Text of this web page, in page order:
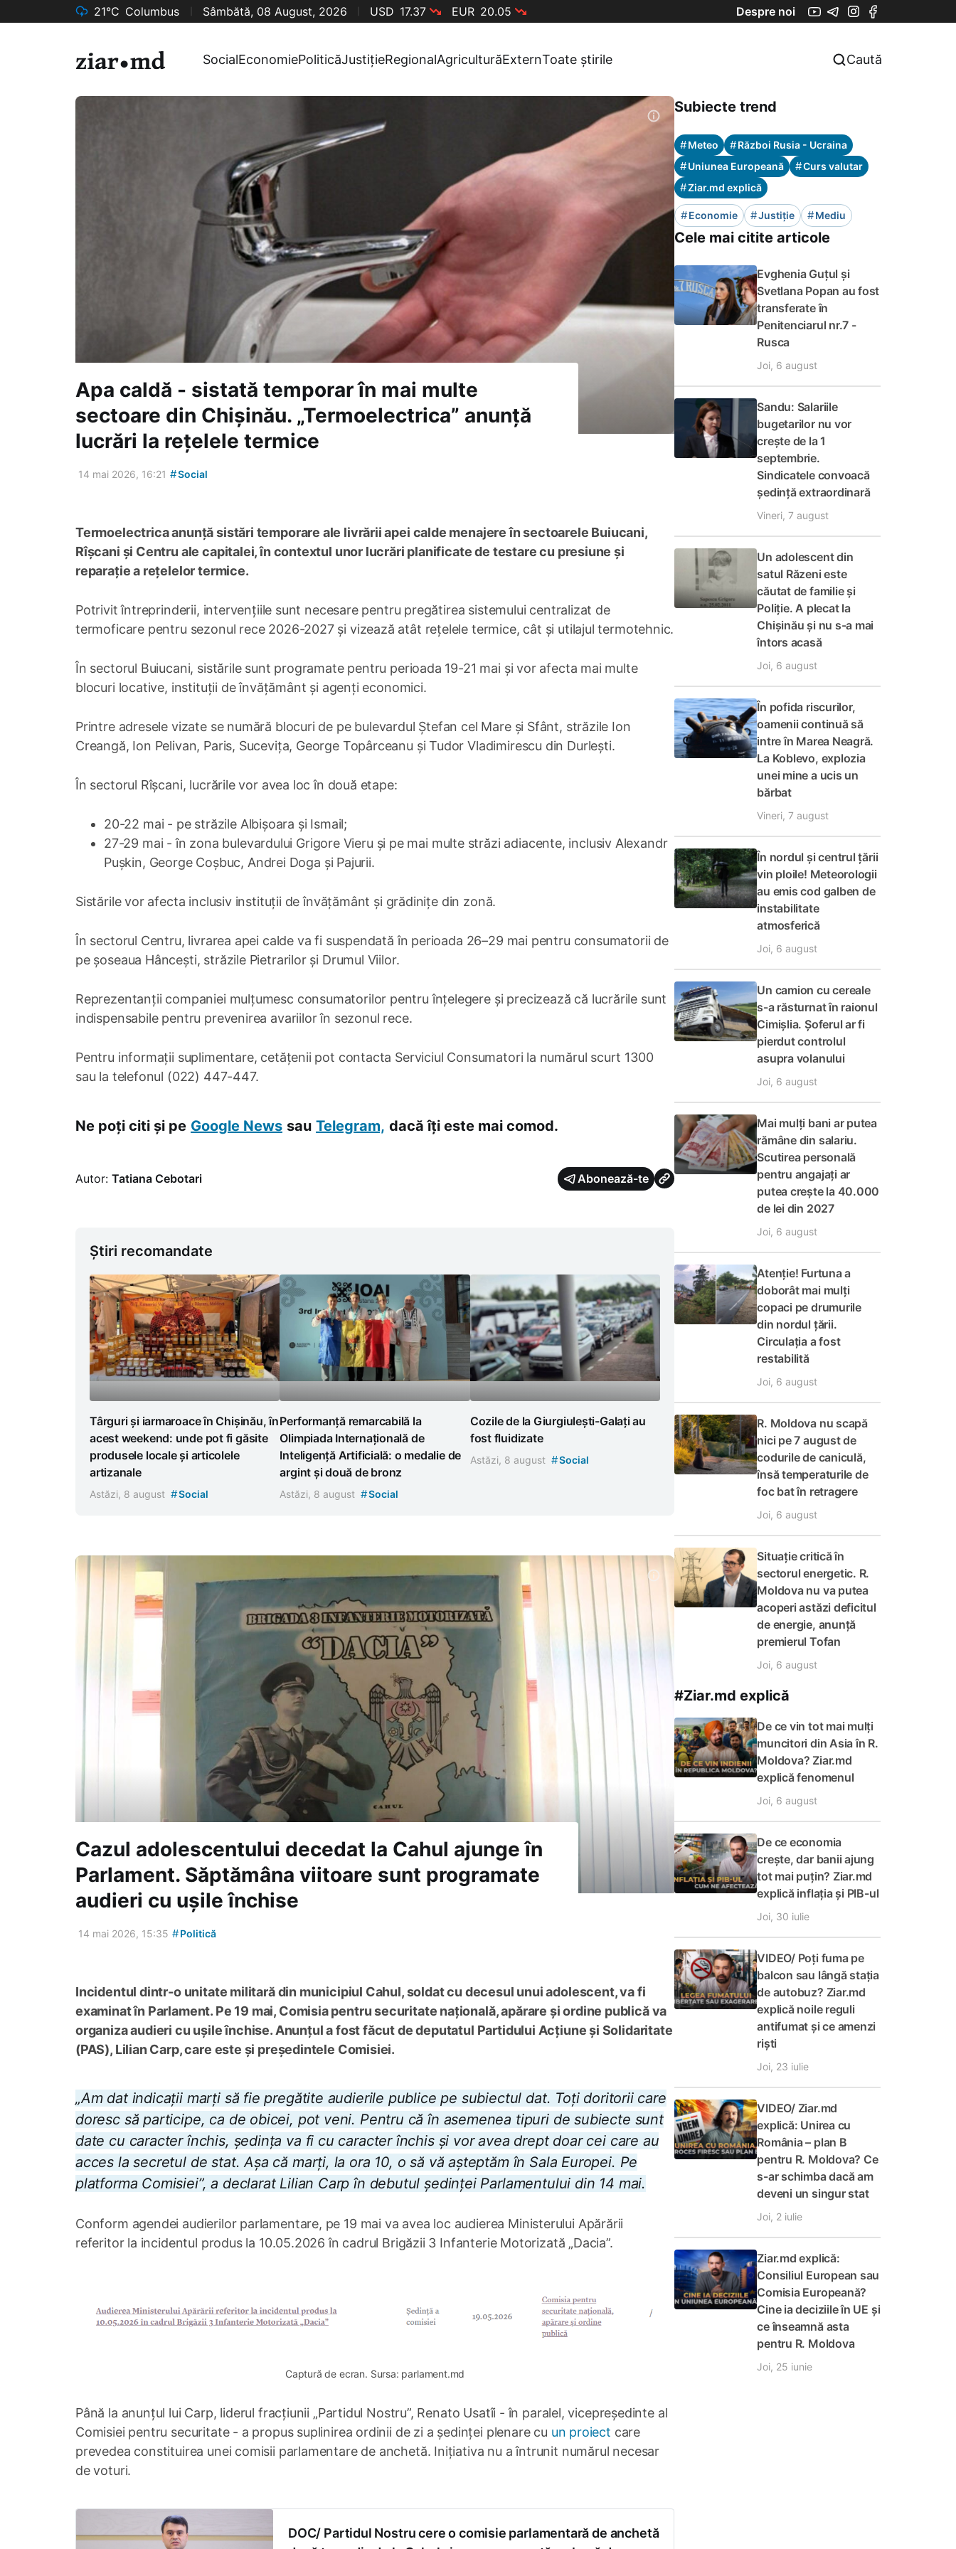
21°C Columbus Sâmbătă, 08 August, 2026 USD 17.37 EUR 20.05 Despre noi
SocialEconomiePoliticăJustițieRegionalAgriculturăExternToate știrile Caută
Apa caldă - sistată temporar în mai multe
sectoare din Chișinău. „Termoelectrica” anunță
lucrări la rețelele termice
14 mai 2026, 16:21 #Social
Termoelectrica anunță sistări temporare ale livrării apei calde menajere în sectoarele Buiucani,
Rîșcani și Centru ale capitalei, în contextul unor lucrări planificate de testare cu presiune și
reparație a rețelelor termice.
Potrivit întreprinderii, intervențiile sunt necesare pentru pregătirea sistemului centralizat de
termoficare pentru sezonul rece 2026-2027 și vizează atât rețelele termice, cât și utilajul termotehnic.
În sectorul Buiucani, sistările sunt programate pentru perioada 19-21 mai și vor afecta mai multe
blocuri locative, instituții de învățământ și agenți economici.
Printre adresele vizate se numără blocuri de pe bulevardul Ștefan cel Mare și Sfânt, străzile Ion
Creangă, Ion Pelivan, Paris, Sucevița, George Topârceanu și Tudor Vladimirescu din Durlești.
În sectorul Rîșcani, lucrările vor avea loc în două etape:
20-22 mai - pe străzile Albișoara și Ismail;
27-29 mai - în zona bulevardului Grigore Vieru și pe mai multe străzi adiacente, inclusiv Alexandr
Pușkin, George Coșbuc, Andrei Doga și Pajurii.
Sistările vor afecta inclusiv instituții de învățământ și grădinițe din zonă.
În sectorul Centru, livrarea apei calde va fi suspendată în perioada 26–29 mai pentru consumatorii de
pe șoseaua Hâncești, străzile Pietrarilor și Drumul Viilor.
Reprezentanții companiei mulțumesc consumatorilor pentru înțelegere și precizează că lucrările sunt
indispensabile pentru prevenirea avariilor în sezonul rece.
Pentru informații suplimentare, cetățenii pot contacta Serviciul Consumatori la numărul scurt 1300
sau la telefonul (022) 447-447.
Ne poți citi și pe Google News sau Telegram, dacă îți este mai comod.
Autor: Tatiana Cebotari Abonează-te
Știri recomandate
Târguri și iarmaroace în Chișinău, în
acest weekend: unde pot fi găsite
produsele locale și articolele
artizanale
Astăzi, 8 august #Social
Performanță remarcabilă la
Olimpiada Internațională de
Inteligență Artificială: o medalie de
argint și două de bronz
Astăzi, 8 august #Social
Cozile de la Giurgiulești-Galați au
fost fluidizate
Astăzi, 8 august #Social
Cazul adolescentului decedat la Cahul ajunge în
Parlament. Săptămâna viitoare sunt programate
audieri cu ușile închise
14 mai 2026, 15:35 #Politică
Incidentul dintr-o unitate militară din municipiul Cahul, soldat cu decesul unui adolescent, va fi
examinat în Parlament. Pe 19 mai, Comisia pentru securitate națională, apărare și ordine publică va
organiza audieri cu ușile închise. Anunțul a fost făcut de deputatul Partidului Acțiune și Solidaritate
(PAS), Lilian Carp, care este și președintele Comisiei.
„Am dat indicații marți să fie pregătite audierile publice pe subiectul dat. Toți doritorii care
doresc să participe, ca de obicei, pot veni. Pentru că în asemenea tipuri de subiecte sunt
date cu caracter închis, ședința va fi cu caracter închis și vor avea drept doar cei care au
acces la secretul de stat. Așa că marți, la ora 10, o să vă așteptăm în Sala Europei. Pe
platforma Comisiei”, a declarat Lilian Carp în debutul ședinței Parlamentului din 14 mai.
Conform agendei audierilor parlamentare, pe 19 mai va avea loc audierea Ministerului Apărării
referitor la incidentul produs la 10.05.2026 în cadrul Brigăzii 3 Infanterie Motorizată „Dacia”.
Captură de ecran. Sursa: parlament.md
Până la anunțul lui Carp, liderul fracțiunii „Partidul Nostru”, Renato Usatîi - în paralel, vicepreședinte al
Comisiei pentru securitate - a propus suplinirea ordinii de zi a ședinței plenare cu un proiect care
prevedea constituirea unei comisii parlamentare de anchetă. Inițiativa nu a întrunit numărul necesar
de voturi.
DOC/ Partidul Nostru cere o comisie parlamentară de anchetă
Subiecte trend
#Meteo #Război Rusia - Ucraina
#Uniunea Europeană #Curs valutar
#Ziar.md explică
#Economie #Justiție #Mediu
Cele mai citite articole
Evghenia Guțul și
Svetlana Popan au fost
transferate în
Penitenciarul nr.7 -
Rusca
Joi, 6 august
Sandu: Salariile
bugetarilor nu vor
crește de la 1
septembrie.
Sindicatele convoacă
ședință extraordinară
Vineri, 7 august
Un adolescent din
satul Răzeni este
căutat de familie și
Poliție. A plecat la
Chișinău și nu s-a mai
întors acasă
Joi, 6 august
În pofida riscurilor,
oamenii continuă să
intre în Marea Neagră.
La Koblevo, explozia
unei mine a ucis un
bărbat
Vineri, 7 august
În nordul și centrul țării
vin ploile! Meteorologii
au emis cod galben de
instabilitate
atmosferică
Joi, 6 august
Un camion cu cereale
s-a răsturnat în raionul
Cimișlia. Șoferul ar fi
pierdut controlul
asupra volanului
Joi, 6 august
Mai mulți bani ar putea
rămâne din salariu.
Scutirea personală
pentru angajați ar
putea crește la 40.000
de lei din 2027
Joi, 6 august
Atenție! Furtuna a
doborât mai mulți
copaci pe drumurile
din nordul țării.
Circulația a fost
restabilită
Joi, 6 august
R. Moldova nu scapă
nici pe 7 august de
codurile de caniculă,
însă temperaturile de
foc bat în retragere
Joi, 6 august
Situație critică în
sectorul energetic. R.
Moldova nu va putea
acoperi astăzi deficitul
de energie, anunță
premierul Tofan
Joi, 6 august
#Ziar.md explică
De ce vin tot mai mulți
muncitori din Asia în R.
Moldova? Ziar.md
explică fenomenul
Joi, 6 august
De ce economia
crește, dar banii ajung
tot mai puțin? Ziar.md
explică inflația și PIB-ul
Joi, 30 iulie
VIDEO/ Poți fuma pe
balcon sau lângă stația
de autobuz? Ziar.md
explică noile reguli
antifumat și ce amenzi
riști
Joi, 23 iulie
VIDEO/ Ziar.md
explică: Unirea cu
România – plan B
pentru R. Moldova? Ce
s-ar schimba dacă am
deveni un singur stat
Joi, 2 iulie
Ziar.md explică:
Consiliul European sau
Comisia Europeană?
Cine ia deciziile în UE și
ce înseamnă asta
pentru R. Moldova
Joi, 25 iunie